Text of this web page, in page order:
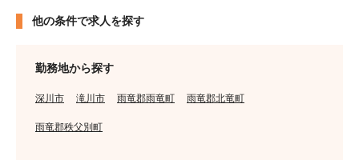
他の条件で求人を探す
勤務地から探す
深川市 滝川市 雨竜郡雨竜町 雨竜郡北竜町
雨竜郡秩父別町